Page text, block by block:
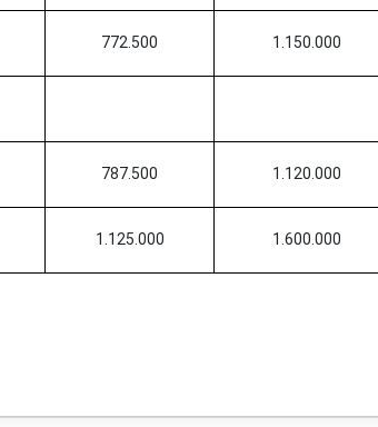
772.500 1.150.000
787.500 1.120.000
1.125.000 1.600.000